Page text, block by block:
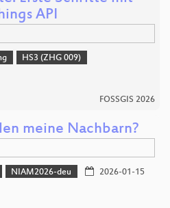
API
HS3 (ZHG 009)
FOSSGIS 2026
meine Nachbarn?
NIAM2026-deu
2026-01-15